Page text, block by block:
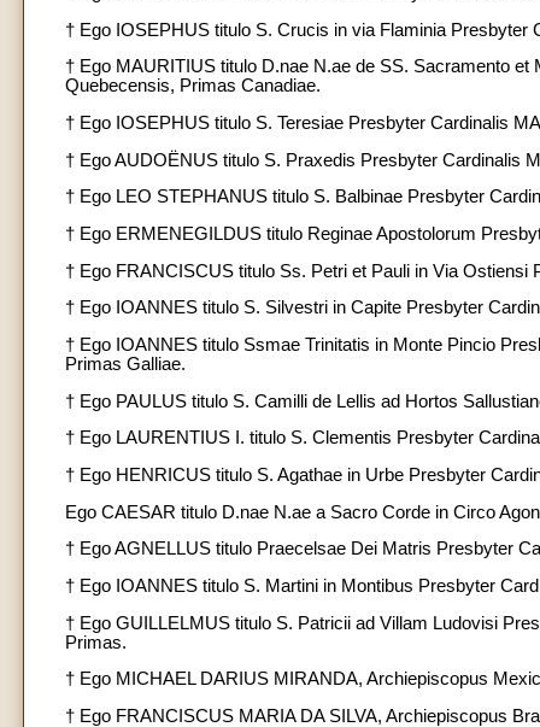
† Ego IOSEPHUS titulo S. Crucis in via Flaminia
† Ego MAURITIUS titulo D.nae N.ae de SS. Sacramento
Quebecensis, Primas Canadiae.
† Ego IOSEPHUS titulo S. Teresiae Presbyter Cardinalis
† Ego AUDOËNUS titulo S. Praxedis Presbyter Cardinalis
† Ego LEO STEPHANUS titulo S. Balbinae Presbyter
† Ego ERMENEGILDUS titulo Reginae Apostolorum
† Ego FRANCISCUS titulo Ss. Petri et Pauli in Via
† Ego IOANNES titulo S. Silvestri in Capite Presbyter
† Ego IOANNES titulo Ssmae Trinitatis in Monte Pincio
Primas Galliae.
† Ego PAULUS titulo S. Camilli de Lellis ad Hortos
† Ego LAURENTIUS I. titulo S. Clementis Presbyter
† Ego HENRICUS titulo S. Agathae in Urbe Presbyter
Ego CAESAR titulo D.nae N.ae a Sacro Corde in Circo
† Ego AGNELLUS titulo Praecelsae Dei Matris Presbyter
† Ego IOANNES titulo S. Martini in Montibus Presbyter
† Ego GUILLELMUS titulo S. Patricii ad Villam Ludovisi
Primas.
† Ego MICHAEL DARIUS MIRANDA, Archiepiscopus
† Ego FRANCISCUS MARIA DA SILVA, Archiepiscopus